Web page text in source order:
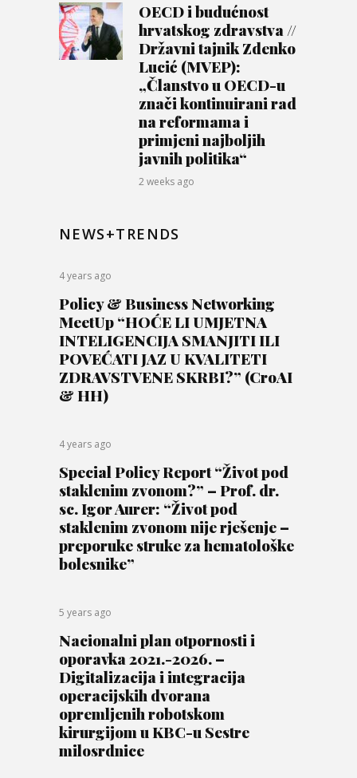
OECD i budućnost
hrvatskog zdravstva //
Državni tajnik Zdenko
Lucić (MVEP):
„Članstvo u OECD-u
znači kontinuirani rad
na reformama i
primjeni najboljih
javnih politika“
2 weeks ago
NEWS+TRENDS
4 years ago
Policy & Business Networking
MeetUp “HOĆE LI UMJETNA
INTELIGENCIJA SMANJITI ILI
POVEĆATI JAZ U KVALITETI
ZDRAVSTVENE SKRBI?” (CroAI
& HH)
4 years ago
Special Policy Report “Život pod
staklenim zvonom?” – Prof. dr.
sc. Igor Aurer: “Život pod
staklenim zvonom nije rješenje –
preporuke struke za hematološke
bolesnike”
5 years ago
Nacionalni plan otpornosti i
oporavka 2021.-2026. –
Digitalizacija i integracija
operacijskih dvorana
opremljenih robotskom
kirurgijom u KBC-u Sestre
milosrdnice